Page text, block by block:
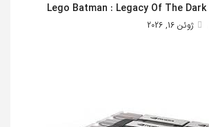
ژوئن 16, 2026